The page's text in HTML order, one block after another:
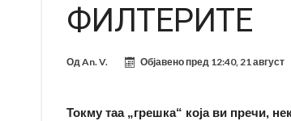
ФИЛТЕРИТЕ
ОдAn. V. Објавено пред 12:40, 21 август
Токму таа „грешка“ која ви пречи,